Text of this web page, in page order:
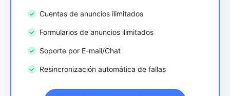
Cuentas de anuncios ilimitados
Formularios de anuncios ilimitados
Soporte por E-mail/Chat
Resincronización automática de fallas